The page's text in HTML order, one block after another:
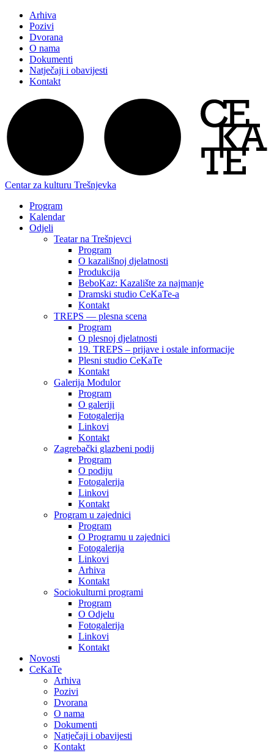
Arhiva
Pozivi
Dvorana
O nama
Dokumenti
Natječaji i obavijesti
Kontakt
Centar za kulturu Trešnjevka
Program
Kalendar
Odjeli
Teatar na Trešnjevci
Program
O kazališnoj djelatnosti
Produkcija
BeboKaz: Kazalište za najmanje
Dramski studio CeKaTe-a
Kontakt
TREPS — plesna scena
Program
O plesnoj djelatnosti
19. TREPS – prijave i ostale informacije
Plesni studio CeKaTe
Kontakt
Galerija Modulor
Program
O galeriji
Fotogalerija
Linkovi
Kontakt
Zagrebački glazbeni podij
Program
O podiju
Fotogalerija
Linkovi
Kontakt
Program u zajednici
Program
O Programu u zajednici
Fotogalerija
Linkovi
Arhiva
Kontakt
Sociokulturni programi
Program
O Odjelu
Fotogalerija
Linkovi
Kontakt
Novosti
CeKaTe
Arhiva
Pozivi
Dvorana
O nama
Dokumenti
Natječaji i obavijesti
Kontakt